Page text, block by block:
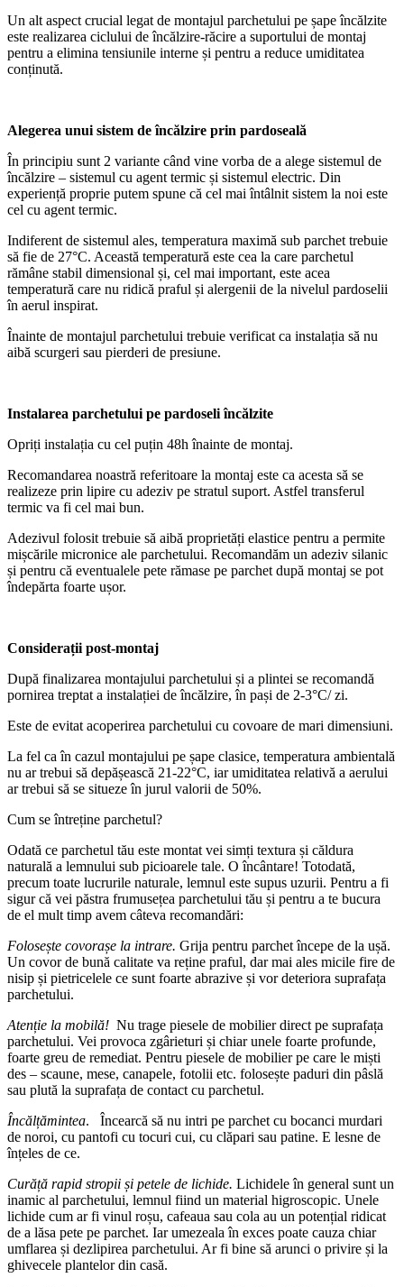
Un alt aspect crucial legat de montajul parchetului pe șape încălzite
este realizarea ciclului de încălzire-răcire a suportului de montaj
pentru a elimina tensiunile interne și pentru a reduce umiditatea
conținută.
Alegerea unui sistem de încălzire prin pardoseală
În principiu sunt 2 variante când vine vorba de a alege sistemul de
încălzire – sistemul cu agent termic și sistemul electric. Din
experiență proprie putem spune că cel mai întâlnit sistem la noi este
cel cu agent termic.
Indiferent de sistemul ales, temperatura maximă sub parchet trebuie
să fie de 27°C. Această temperatură este cea la care parchetul
rămâne stabil dimensional și, cel mai important, este acea
temperatură care nu ridică praful și alergenii de la nivelul pardoselii
în aerul inspirat.
Înainte de montajul parchetului trebuie verificat ca instalația să nu
aibă scurgeri sau pierderi de presiune.
Instalarea parchetului pe pardoseli încălzite
Opriți instalația cu cel puțin 48h înainte de montaj.
Recomandarea noastră referitoare la montaj este ca acesta să se
realizeze prin lipire cu adeziv pe stratul suport. Astfel transferul
termic va fi cel mai bun.
Adezivul folosit trebuie să aibă proprietăți elastice pentru a permite
mișcările micronice ale parchetului. Recomandăm un adeziv silanic
și pentru că eventualele pete rămase pe parchet după montaj se pot
îndepărta foarte ușor.
Considerații post-montaj
După finalizarea montajului parchetului și a plintei se recomandă
pornirea treptat a instalației de încălzire, în pași de 2-3°C/ zi.
Este de evitat acoperirea parchetului cu covoare de mari dimensiuni.
La fel ca în cazul montajului pe șape clasice, temperatura ambientală
nu ar trebui să depășească 21-22°C, iar umiditatea relativă a aerului
ar trebui să se situeze în jurul valorii de 50%.
Cum se întreține parchetul?
Odată ce parchetul tău este montat vei simți textura și căldura
naturală a lemnului sub picioarele tale. O încântare! Totodată,
precum toate lucrurile naturale, lemnul este supus uzurii. Pentru a fi
sigur că vei păstra frumusețea parchetului tău și pentru a te bucura
de el mult timp avem câteva recomandări:
Folosește covorașe la intrare. Grija pentru parchet începe de la ușă.
Un covor de bună calitate va reține praful, dar mai ales micile fire de
nisip și pietricelele ce sunt foarte abrazive și vor deteriora suprafața
parchetului.
Atenție la mobilă! Nu trage piesele de mobilier direct pe suprafața
parchetului. Vei provoca zgârieturi și chiar unele foarte profunde,
foarte greu de remediat. Pentru piesele de mobilier pe care le miști
des – scaune, mese, canapele, fotolii etc. folosește paduri din pâslă
sau plută la suprafața de contact cu parchetul.
Încălțămintea. Încearcă să nu intri pe parchet cu bocanci murdari
de noroi, cu pantofi cu tocuri cui, cu clăpari sau patine. E lesne de
înțeles de ce.
Curăță rapid stropii și petele de lichide. Lichidele în general sunt un
inamic al parchetului, lemnul fiind un material higroscopic. Unele
lichide cum ar fi vinul roșu, cafeaua sau cola au un potențial ridicat
de a lăsa pete pe parchet. Iar umezeala în exces poate cauza chiar
umflarea și dezlipirea parchetului. Ar fi bine să arunci o privire și la
ghivecele plantelor din casă.